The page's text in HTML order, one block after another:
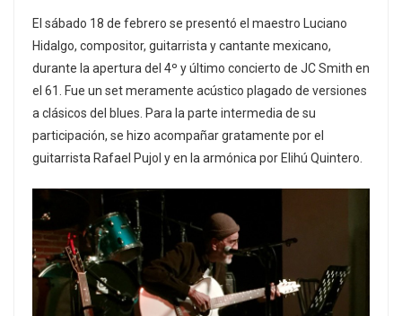
El sábado 18 de febrero se presentó el maestro Luciano
Hidalgo, compositor, guitarrista y cantante mexicano,
durante la apertura del 4º y último concierto de JC Smith en
el 61. Fue un set meramente acústico plagado de versiones
a clásicos del blues. Para la parte intermedia de su
participación, se hizo acompañar gratamente por el
guitarrista Rafael Pujol y en la armónica por Elihú Quintero.